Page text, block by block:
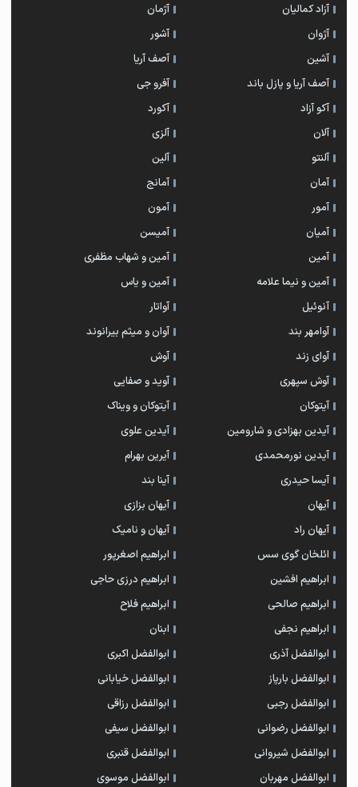
آزاد کمالیان
آژمان
آژوان
آشور
آشین
آصف آریا
آصف آریا و پازل باند
آفرو جی
آکو آزاد
آکورد
آلان
آلزی
آلنتو
آلین
آمان
آمانج
آمور
آمون
آمیان
آمیسن
آمین
آمین و شهاب مظفری
آمین و نیما علامه
آمین و یاس
آنوئیل
آواتار
آوامهر بند
آوان و میثم بیرانوند
آوای زند
آوش
آوش سپهری
آوید و صفایی
آیتوکان
آیتوکان و ویناک
آیدین بهزادی و شارومین
آیدین علوی
آیدین نورمحمدی
آیرین بهرام
آیسا حیدری
آینا بند
آیهان
آیهان بزازی
آیهان راد
آیهان و نامیک
ائلخان گوی سس
ابراهیم اصغرپور
ابراهیم افشین
ابراهیم درزی حاجی
ابراهیم صالحی
ابراهیم فلاح
ابراهیم نجفی
ابنان
ابوالفضل آذری
ابوالفضل اکبری
ابوالفضل بارپاز
ابوالفضل خیابانی
ابوالفضل رجبی
ابوالفضل رزاقی
ابوالفضل رضوانی
ابوالفضل سیفی
ابوالفضل شیروانی
ابوالفضل قنبری
ابوالفضل مهربان
ابوالفضل موسوی